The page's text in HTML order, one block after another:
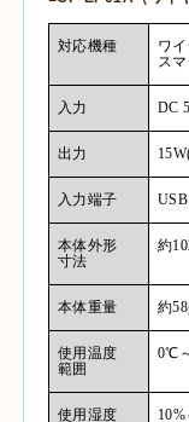
対応機種 ワ
ス
入力 DC
出力
入力端子
本体外形
寸法
約
本体重量 約
使用温度
範囲
0℃
使用湿度
10%